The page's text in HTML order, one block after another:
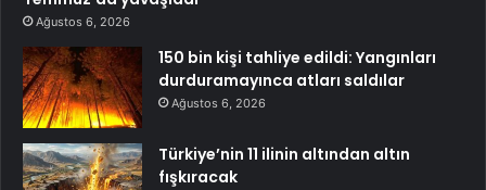
Ağustos 6, 2026
150 bin kişi tahliye edildi: Yangınları
durduramayınca atları saldılar
Ağustos 6, 2026
Türkiye’nin 11 ilinin altından altın
fışkıracak